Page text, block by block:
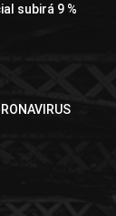
subirá 9 %